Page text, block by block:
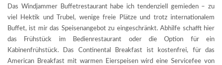
Das Windjammer Buffetrestaurant habe ich tendenziell gemieden – zu
viel Hektik und Trubel, wenige freie Plätze und trotz internationalem
Buffet, ist mir das Speisenangebot zu eingeschränkt. Abhilfe schafft hier
das Frühstück im Bedienrestaurant oder die Option für ein
Kabinenfrühstück. Das Continental Breakfast ist kostenfrei, für das
American Breakfast mit warmen Eierspeisen wird eine Servicefee von